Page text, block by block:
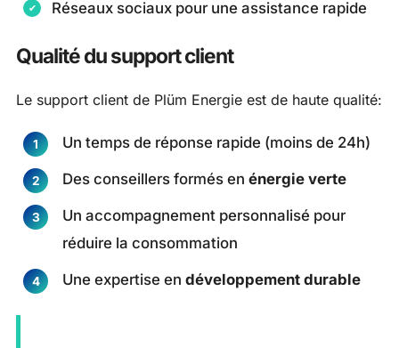
Réseaux sociaux pour une assistance rapide
Qualité du support client
Le support client de Plüm Energie est de haute qualité:
Un temps de réponse rapide (moins de 24h)
Des conseillers formés en énergie verte
Un accompagnement personnalisé pour
réduire la consommation
Une expertise en développement durable